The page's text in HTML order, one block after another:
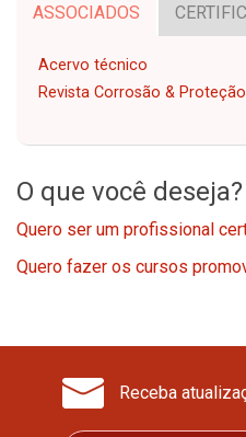
ASSOCIADOS
Acervo técnico
Revista Corrosão & Proteção
O que você deseja?
Quero ser um profissional
Quero fazer os cursos
Receba